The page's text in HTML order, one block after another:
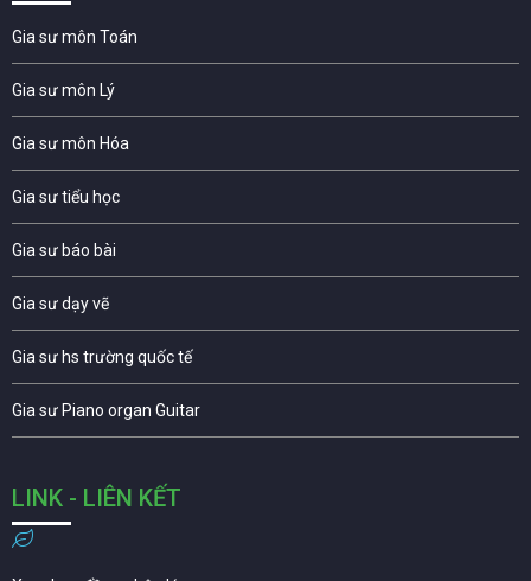
Gia sư môn Toán
Gia sư môn Lý
Gia sư môn Hóa
Gia sư tiểu học
Gia sư báo bài
Gia sư dạy vẽ
Gia sư hs trường quốc tế
Gia sư Piano organ Guitar
LINK - LIÊN KẾT